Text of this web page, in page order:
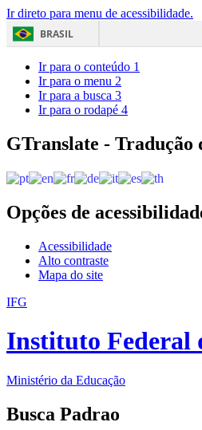
Ir direto para menu de acessibilidade.
BRASIL
Ir para o conteúdo 1
Ir para o menu 2
Ir para a busca 3
Ir para o rodapé 4
GTranslate - Tradução
Opções de
Acessibilidade
Alto contraste
Mapa do site
IFG
Instituto Federal
Ministério da Educação
Busca Padrao